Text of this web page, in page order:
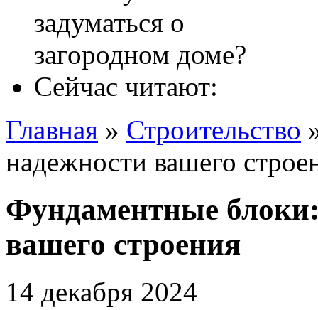
Сейчас читают:
Главная » Строительство
надежности вашего
Фундаментные
вашего строения
14 декабря 2024